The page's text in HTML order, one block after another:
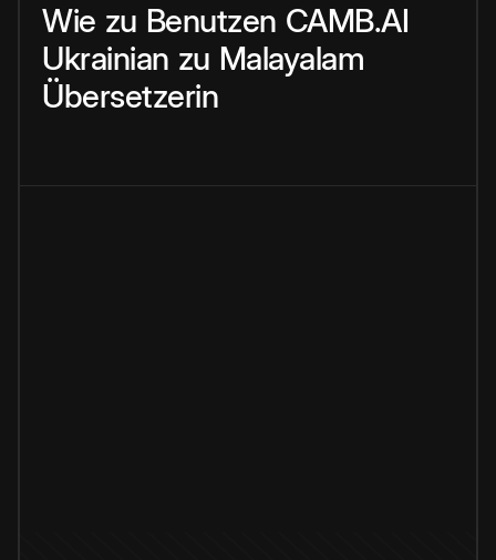
Wie zu Benutzen CAMB.AI
Ukrainian zu Malayalam
Übersetzerin